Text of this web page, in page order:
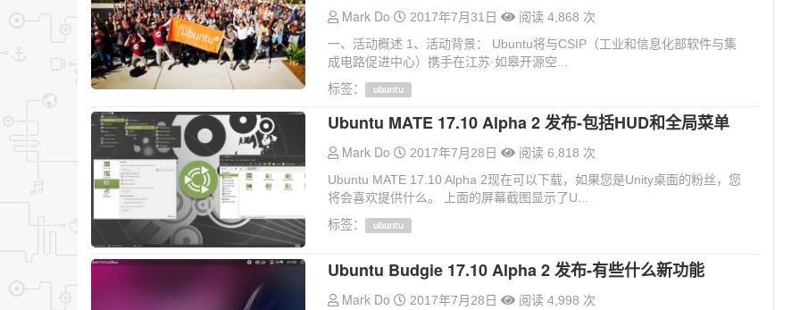
Mark Do 2017年7月31日
阅读 4,868 次
一、活动概述 1、活动背景： Ubuntu将与CSIP（工业和信息化部软件与集
成电路促进中心）携手在江苏·如皋开源空...
标签：
ubuntu
Ubuntu MATE 17.10 Alpha 2 发布-包括HUD和全局菜单
Mark Do 2017年7月28日
阅读 6,818 次
Ubuntu MATE 17.10 Alpha 2现在可以下载，如果您是Unity桌面的粉丝，您
将会喜欢提供什么。 上面的屏幕截图显示了U...
标签：
ubuntu
Ubuntu Budgie 17.10 Alpha 2 发布-有些什么新功能
Mark Do 2017年7月28日
阅读 4,998 次